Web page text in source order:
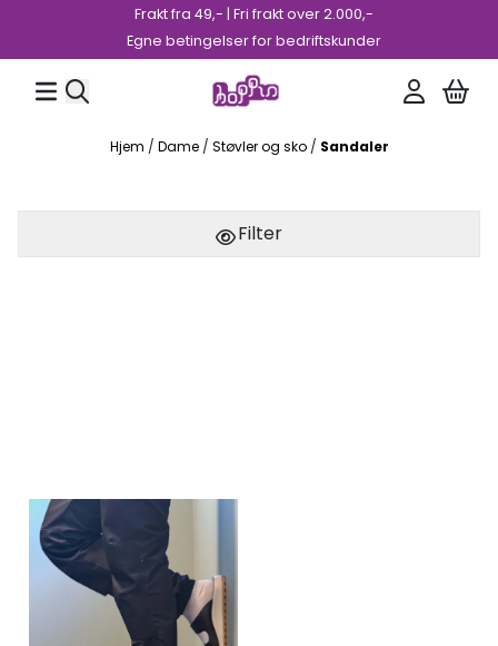
Frakt fra 49,- | Fri frakt over 2.000,-
Egne betingelser for bedriftskunder
Hjem / Dame / Støvler og sko / Sandaler
Filter